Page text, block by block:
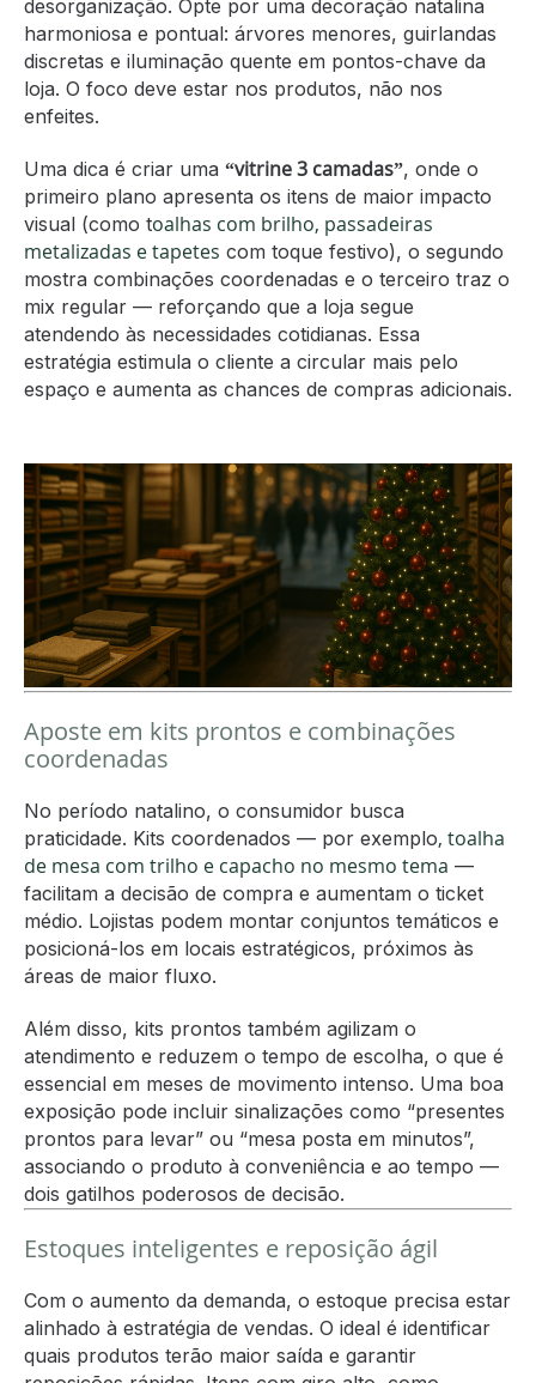
desorganização. Opte por uma decoração natalina
harmoniosa e pontual: árvores menores, guirlandas
discretas e iluminação quente em pontos-chave da
loja. O foco deve estar nos produtos, não nos
enfeites.
Uma dica é criar uma “vitrine 3 camadas”, onde o
primeiro plano apresenta os itens de maior impacto
visual (como toalhas com brilho, passadeiras
metalizadas e tapetes com toque festivo), o segundo
mostra combinações coordenadas e o terceiro traz o
mix regular — reforçando que a loja segue
atendendo às necessidades cotidianas. Essa
estratégia estimula o cliente a circular mais pelo
espaço e aumenta as chances de compras adicionais.
Aposte em kits prontos e combinações
coordenadas
No período natalino, o consumidor busca
praticidade. Kits coordenados — por exemplo, toalha
de mesa com trilho e capacho no mesmo tema —
facilitam a decisão de compra e aumentam o ticket
médio. Lojistas podem montar conjuntos temáticos e
posicioná-los em locais estratégicos, próximos às
áreas de maior fluxo.
Além disso, kits prontos também agilizam o
atendimento e reduzem o tempo de escolha, o que é
essencial em meses de movimento intenso. Uma boa
exposição pode incluir sinalizações como “presentes
prontos para levar” ou “mesa posta em minutos”,
associando o produto à conveniência e ao tempo —
dois gatilhos poderosos de decisão.
Estoques inteligentes e reposição ágil
Com o aumento da demanda, o estoque precisa estar
alinhado à estratégia de vendas. O ideal é identificar
quais produtos terão maior saída e garantir